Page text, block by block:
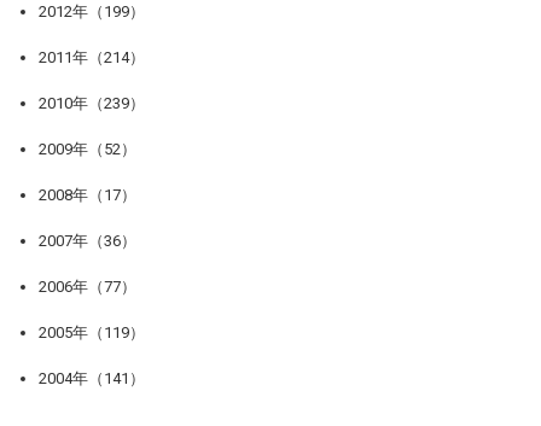
2012年（199）
2011年（214）
2010年（239）
2009年（52）
2008年（17）
2007年（36）
2006年（77）
2005年（119）
2004年（141）